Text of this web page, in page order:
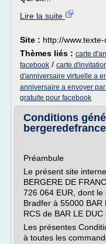
Lire la suite
Site : http://
Thèmes liés : carte
facebook / carte
d'anniversaire virtuelle a
anniversaire a envoyer
gratuite pour facebook
Conditions
Préambule
Le présent site
BERGERE DE
726 064 EUR, dont
Bradfer à 55000
RCS de BAR LE
Les présentes
à toutes les